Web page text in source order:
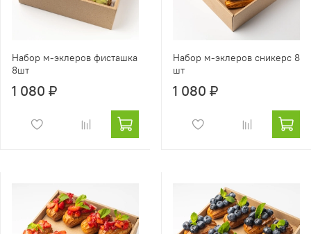
Набор м-эклеров фисташка
8шт
1 080 ₽
Набор м-эклеров сникерс 8
шт
1 080 ₽